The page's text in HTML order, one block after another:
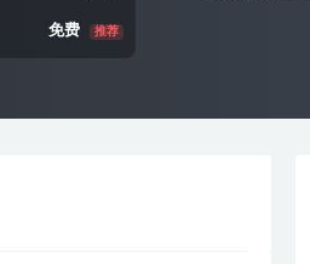
免费 推荐